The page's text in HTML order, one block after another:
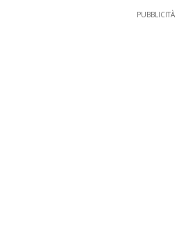
PUBBLICITÀ